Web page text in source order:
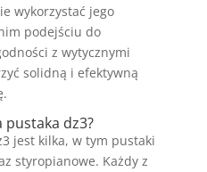
wykorzystać jego
podejściu do
z wytycznymi
solidną i efektywną
pustaka dz3?
jest kilka, w tym pustaki
styropianowe. Każdy z